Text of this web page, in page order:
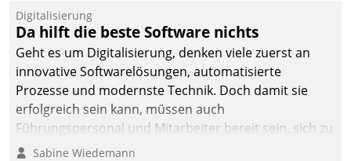
Digitalisierung
Da hilft die beste Software nichts
Geht es um Digitalisierung, denken viele zuerst an
innovative Softwarelösungen, automatisierte
Prozesse und modernste Technik. Doch damit sie
erfolgreich sein kann, müssen auch
Führungspersonal und Mitarbeiter bereit sein, sich zu
verändern und anzupassen, sonst werden sie an ihr
Sabine Wiedemann